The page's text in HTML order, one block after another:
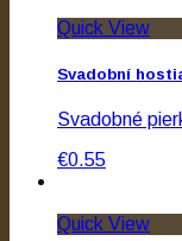
Quick View
Svadobní
Svadobné
€0.55
Quick View